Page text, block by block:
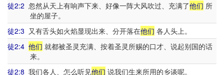
徒2:2 忽然从天上有响声下来、好像一阵大风吹过、充满了他们 所
坐的屋子。
徒2:3 又有舌头如火焰显现出来、分开落在他们 各人头上。
徒2:4 他们 就都被圣灵充满、按着圣灵所赐的口才、说起别国的话
来。
徒2:8 我们各人、怎么听见他们 说我们生来所用的乡谈呢。